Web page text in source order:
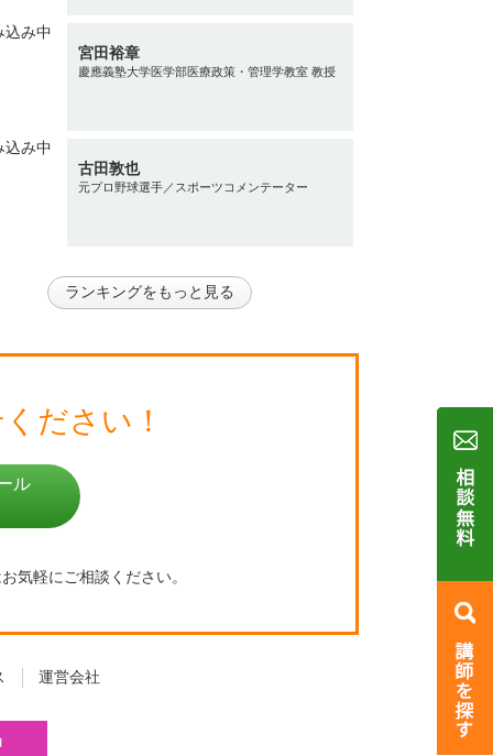
宮田裕章
慶應義塾大学医学部医療政策・管理学教室 教授
古田敦也
元プロ野球選手／スポーツコメンテーター
ランキングをもっと見る
ださい！
ル
気軽にご相談ください。
運営会社